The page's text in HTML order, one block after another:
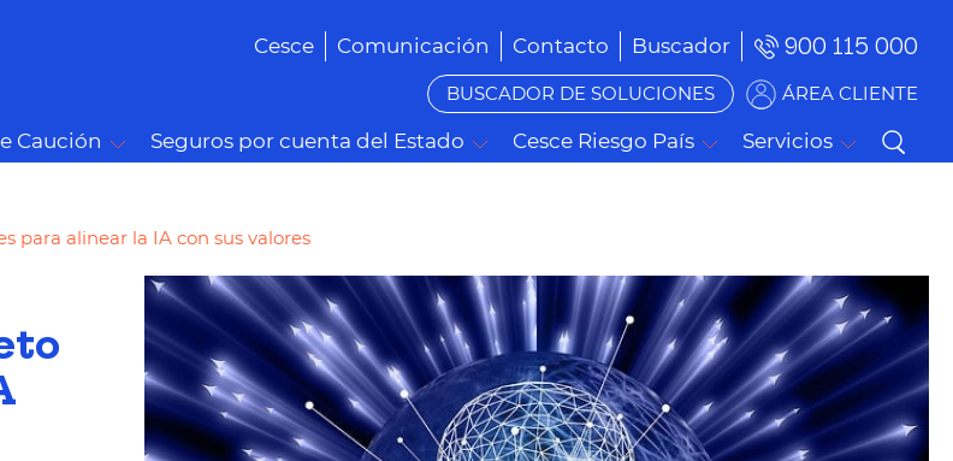
Cesce Comunicación Contacto Buscador 900 115 000
BUSCADOR DE SOLUCIONES ÁREA CLIENTE
Caución Seguros por cuenta del Estado Cesce Riesgo País Servicios
para alinear la IA con sus valores